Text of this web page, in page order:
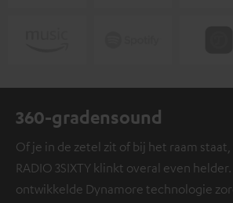
360-gradensound
Of je in de zetel zit of bij het raam staat,
RADIO 3SIXTY klinkt overal even
ontwikkelde Dynamore technologie